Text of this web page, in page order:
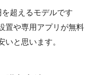
超えるモデルです
置や専用アプリが無料
いと思います。